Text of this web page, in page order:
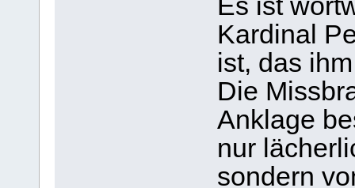
Es ist
Kardinal
ist, das
Die
Anklage
nur
sondern